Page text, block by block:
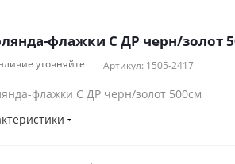
флажки С ДР черн/золот
уточняйте Артикул: 1505-2417
флажки С ДР черн/золот 500см